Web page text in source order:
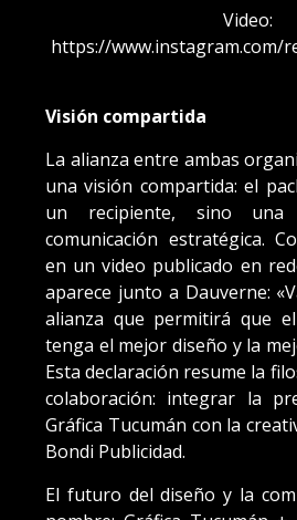
Video:
https://www.instagram.com/
Visión compartida
La alianza entre ambas
una visión compartida: el
un recipiente, sino una
comunicación estratégica.
en un video publicado en
aparece junto a Dauverne:
alianza que permitirá que
tenga el mejor diseño y la
Esta declaración resume la
colaboración: integrar la
Gráfica Tucumán con la
Bondi Publicidad.
El futuro del diseño y la